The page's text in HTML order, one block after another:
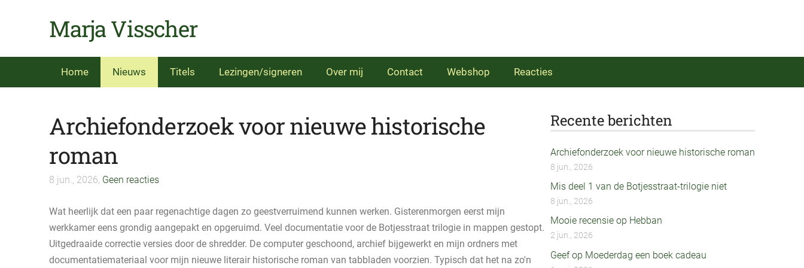
Marja Visscher
Home Nieuws Titels Lezingen/signeren Over mij Contact Webshop Reacties
Recente berichten
Archiefonderzoek voor nieuwe historische roman
8 jun., 2026
Mis deel 1 van de Botjesstraat-trilogie niet
8 jun., 2026
Mooie recensie op Hebban
2 jun., 2026
Geef op Moederdag een boek cadeau
Archiefonderzoek voor nieuwe historische
roman
8 jun., 2026, Geen reacties
Wat heerlijk dat een paar regenachtige dagen zo geestverruimend kunnen werken. Gisterenmorgen eerst mijn
werkkamer eens grondig aangepakt en opgeruimd. Veel documentatie voor de Botjesstraat trilogie in mappen gestopt.
Uitgedraaide correctie versies door de shredder. De computer geschoond, archief bijgewerkt en mijn ordners met
documentatiemateriaal voor mijn nieuwe literair historische roman van tabbladen voorzien. Typisch dat het na zo'n